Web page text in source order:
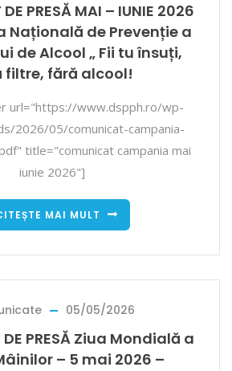
PRESĂ MAI – IUNIE 2026
Națională de Prevenție a
de Alcool „ Fii tu însuți,
filtre, fără alcool!
url="https://www.dspph.ro/wp-
2026/05/comunicat-campania-
title="comunicat campania mai
iunie 2026"]
MAI MULT
05/05/2026
DE PRESĂ Ziua Mondială a
– 5 mai 2026 –